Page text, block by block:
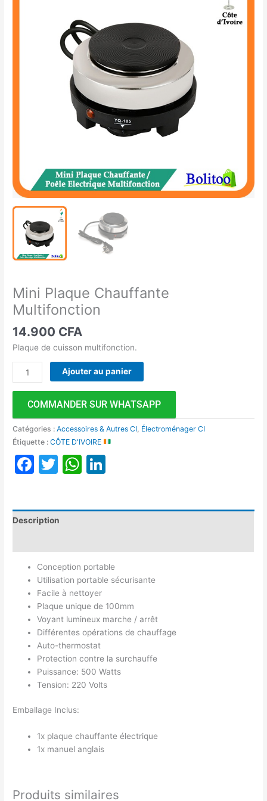
Mini Plaque Chauffante
Multifonction
14.900 CFA
Plaque de cuisson multifonction.
Ajouter au panier
COMMANDER SUR WHATSAPP
Catégories :Accessoires & Autres CI, Électroménager CI
Étiquette :CÔTE D'IVOIRE
Facebook
TwitterWhatsApp
Description
Conception portable
Utilisation portable sécurisante
Facile à nettoyer
Plaque unique de 100mm
Voyant lumineux marche / arrêt
Différentes opérations de chauffage
Auto-thermostat
Protection contre la surchauffe
Puissance: 500 Watts
Tension: 220 Volts
Emballage Inclus:
1x plaque chauffante électrique
1x manuel anglais
Produits similaires